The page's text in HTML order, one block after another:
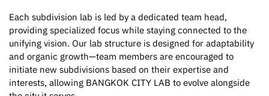
Each subdivision lab is led by a dedicated team head,
providing specialized focus while staying connected to the
unifying vision. Our lab structure is designed for adaptability
and organic growth—team members are encouraged to
initiate new subdivisions based on their expertise and
interests, allowing BANGKOK CITY LAB to evolve alongside